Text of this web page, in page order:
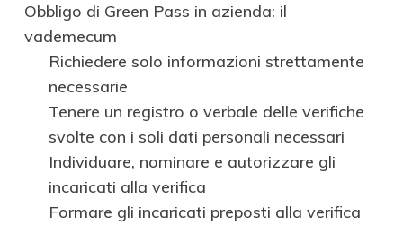
Obbligo di Green Pass in azienda: il
vademecum
Richiedere solo informazioni strettamente
necessarie
Tenere un registro o verbale delle verifiche
svolte con i soli dati personali necessari
Individuare, nominare e autorizzare gli
incaricati alla verifica
Formare gli incaricati preposti alla verifica